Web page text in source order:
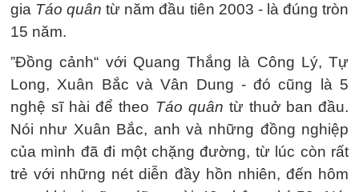
gia Táo quân từ năm đầu tiên 2003 - là đúng tròn
15 năm.
”Đồng cảnh“ với Quang Thắng là Công Lý, Tự
Long, Xuân Bắc và Vân Dung - đó cũng là 5
nghệ sĩ hài để theo Táo quân từ thuở ban đầu.
Nói như Xuân Bắc, anh và những đồng nghiệp
của mình đã đi một chặng đường, từ lúc còn rất
trẻ với những nét diễn đầy hồn nhiên, đến hôm